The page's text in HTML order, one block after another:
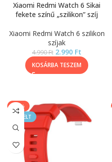
Xiaomi Redmi Watch 6 Sikai
fekete színű „szilikon” szíj
Xiaomi Redmi Watch 6 szilikon
szíjak
4.990Ft 2.990 Ft
KOSÁRBA TESZEM
-40%
KIEMELT